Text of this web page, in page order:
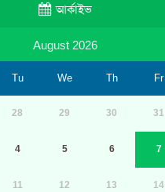
আর্কাইভ
August 2026
Tu We Th Fr
28 29 30 31
4 5 6 7
11 12 13 14